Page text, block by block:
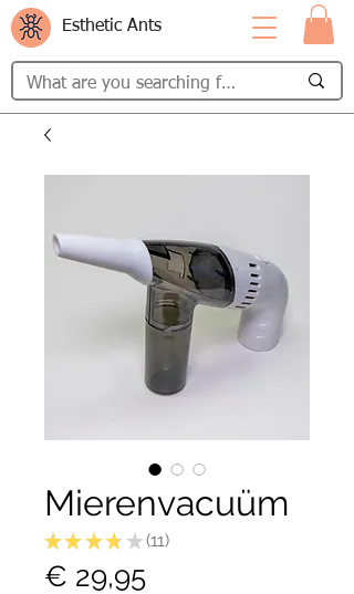
Esthetic Ants
Mierenvacuüm
★ ★ ★ ★ ★ 11
11
€ 29,95Prijs